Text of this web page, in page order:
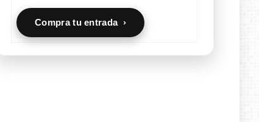
Compra tu entrada ›